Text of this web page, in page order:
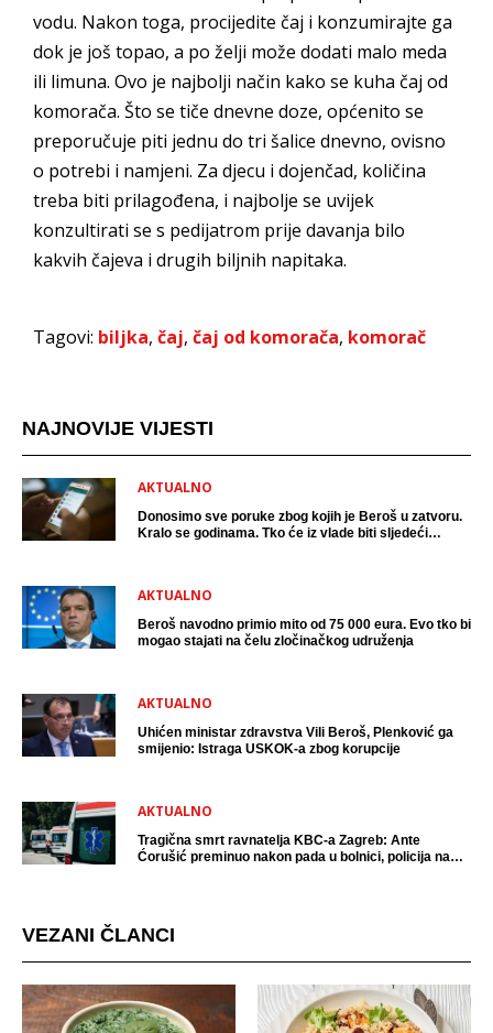
vodu. Nakon toga, procijedite čaj i konzumirajte ga
dok je još topao, a po želji može dodati malo meda
ili limuna. Ovo je najbolji način kako se kuha čaj od
komorača. Što se tiče dnevne doze, općenito se
preporučuje piti jednu do tri šalice dnevno, ovisno
o potrebi i namjeni. Za djecu i dojenčad, količina
treba biti prilagođena, i najbolje se uvijek
konzultirati se s pedijatrom prije davanja bilo
kakvih čajeva i drugih biljnih napitaka.
Tagovi: biljka, čaj, čaj od komorača, komorač
NAJNOVIJE VIJESTI
AKTUALNO
Donosimo sve poruke zbog kojih je Beroš u zatvoru.
Kralo se godinama. Tko će iz vlade biti sljedeći
AKTUALNO
Beroš navodno primio mito od 75 000 eura. Evo tko bi
mogao stajati na čelu zločinačkog udruženja
AKTUALNO
Uhićen ministar zdravstva Vili Beroš, Plenković ga
smijenio: Istraga USKOK-a zbog korupcije
AKTUALNO
Tragična smrt ravnatelja KBC-a Zagreb: Ante
Ćorušić preminuo nakon pada u bolnici, policija na
VEZANI ČLANCI